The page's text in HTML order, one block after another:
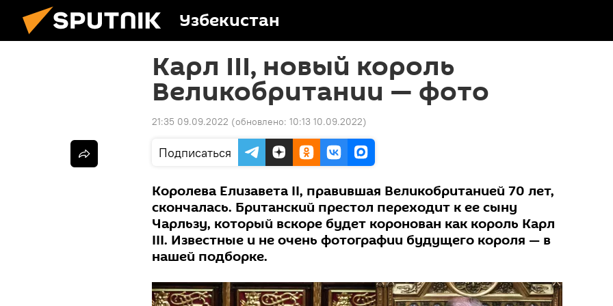
Узбекистан
Карл III, новый король
Великобритании — фото
21:35 09.09.2022 (обновлено: 10:13 10.09.2022)
Подписаться
Королева Елизавета II, правившая Великобританией 70 лет,
скончалась. Британский престол переходит к ее сыну
Чарльзу, который вскоре будет коронован как король Карл
III. Известные и не очень фотографии будущего короля — в
нашей подборке.